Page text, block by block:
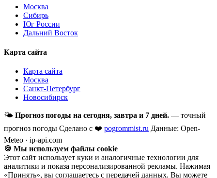
Москва
Сибирь
Юг России
Дальний Восток
Карта сайта
Карта сайта
Москва
Санкт-Петербург
Новосибирск
🌤 Прогноз погоды на сегодня, завтра и 7 дней. — точный
прогноз погоды Сделано с ❤️ pogrommist.ru Данные: Open-
Meteo · ip-api.com
🍪 Мы используем файлы cookie
Этот сайт использует куки и аналогичные технологии для
аналитики и показа персонализированной рекламы. Нажимая
«Принять», вы соглашаетесь с передачей данных. Вы можете